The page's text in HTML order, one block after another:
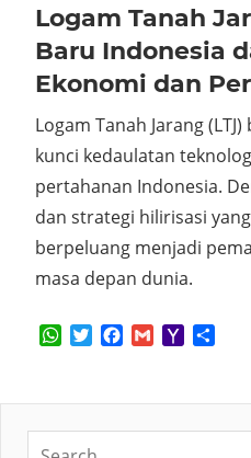
Logam Tanah
Baru Indonesia
Ekonomi dan
Logam Tanah Jarang
kunci kedaulatan
pertahanan Indonesia.
dan strategi hilirisasi
berpeluang menjadi
masa depan dunia.
WhatsApp
TwitterFacebook
GmailYahoo